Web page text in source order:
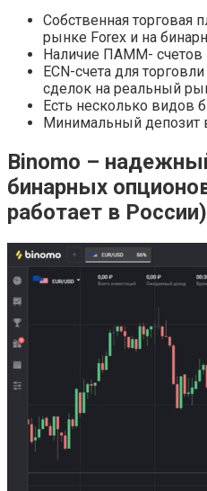
Собственная торговая
рынке Forex и на
Наличие ПАММ- счетов
ECN-счета для
сделок на реальный
Есть несколько видов
Минимальный депозит
Binomo –
бинарных
работает в России)